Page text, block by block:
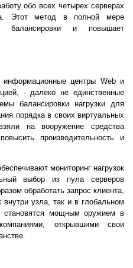
обо всех четырех серверах
Этот метод в полной мере
балансировки и повышает
информационные центры Web и
- далеко не единственные
балансировки нагрузки для
порядка в своих виртуальных
на вооружение средства
производительность и
мониторинг нагрузок
выбор из пула серверов
обработать запрос клиента,
узла, так и в глобальном
становятся мощным оружием в
открывшими свои